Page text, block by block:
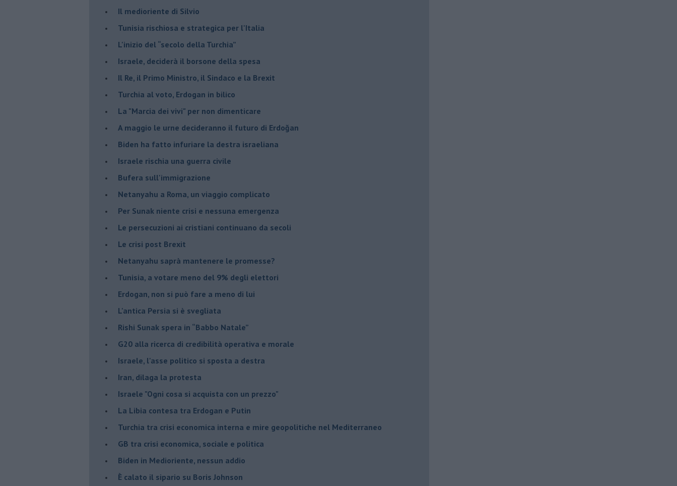
Il medioriente di Silvio
Tunisia rischiosa e strategica per l'Italia
L'inizio del “secolo della Turchia”
Israele, deciderà il borsone della spesa
Il Re, il Primo Ministro, il Sindaco e la Brexit
Turchia al voto, Erdogan in bilico
La "Marcia dei vivi" per non dimenticare
A maggio le urne decideranno il futuro di Erdoğan
Biden ha fatto infuriare la destra israeliana
Israele rischia una guerra civile
Bufera sull'immigrazione
Netanyahu a Roma, un viaggio complicato
Per Sunak niente crisi e nessuna emergenza
Le persecuzioni ai cristiani continuano da secoli
Le crisi post Brexit
Netanyahu saprà mantenere le promesse?
Tunisia, a votare meno del 9% degli elettori
Erdogan, non si può fare a meno di lui
L'antica Persia si è svegliata
Rishi Sunak spera in “Babbo Natale”
G20 alla ricerca di credibilità operativa e morale
Israele, l'asse politico si sposta a destra
Iran, dilaga la protesta
Israele "Ogni cosa si acquista con un prezzo"
La Libia contesa tra Erdogan e Putin
Turchia tra crisi economica interna e mire geopolitiche nel Mediterraneo
GB tra crisi economica, sociale e politica
Biden in Medioriente, nessun addio
È calato il sipario su Boris Johnson